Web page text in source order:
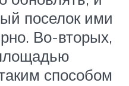
поселок ими
Во-вторых,
способом